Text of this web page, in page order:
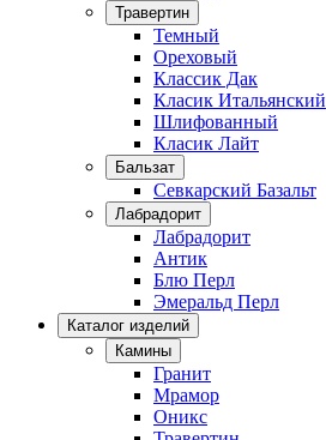
Травертин
Темный
Ореховый
Классик Дак
Класик Итальянский
Шлифованный
Класик Лайт
Бальзат
Севкарский Базальт
Лабрадорит
Лабрадорит
Антик
Блю Перл
Эмеральд Перл
Каталог изделий
Камины
Гранит
Мрамор
Оникс